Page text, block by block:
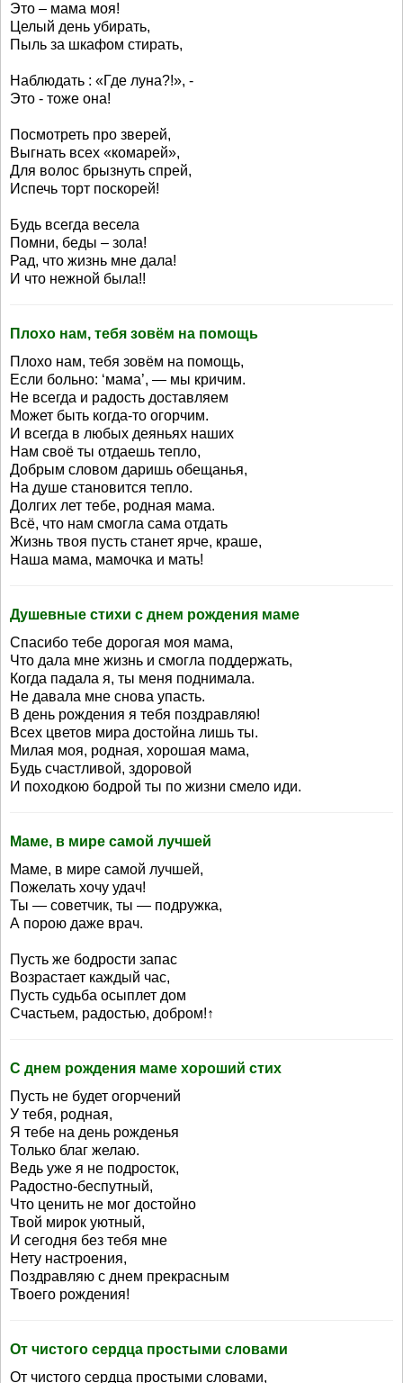
Это – мама моя!
Целый день убирать,
Пыль за шкафом стирать,
Наблюдать : «Где луна?!», -
Это - тоже она!
Посмотреть про зверей,
Выгнать всех «комарей»,
Для волос брызнуть спрей,
Испечь торт поскорей!
Будь всегда весела
Помни, беды – зола!
Рад, что жизнь мне дала!
И что нежной была!!
Плохо нам, тебя зовём на помощь
Плохо нам, тебя зовём на помощь,
Если больно: ‘мама’, — мы кричим.
Не всегда и радость доставляем
Может быть когда-то огорчим.
И всегда в любых деяньях наших
Нам своё ты отдаешь тепло,
Добрым словом даришь обещанья,
На душе становится тепло.
Долгих лет тебе, родная мама.
Всё, что нам смогла сама отдать
Жизнь твоя пусть станет ярче, краше,
Наша мама, мамочка и мать!
Душевные стихи с днем рождения маме
Спасибо тебе дорогая моя мама,
Что дала мне жизнь и смогла поддержать,
Когда падала я, ты меня поднимала.
Не давала мне снова упасть.
В день рождения я тебя поздравляю!
Всех цветов мира достойна лишь ты.
Милая моя, родная, хорошая мама,
Будь счастливой, здоровой
И походкою бодрой ты по жизни смело иди.
Маме, в мире самой лучшей
Маме, в мире самой лучшей,
Пожелать хочу удач!
Ты — советчик, ты — подружка,
А порою даже врач.
Пусть же бодрости запас
Возрастает каждый час,
Пусть судьба осыплет дом
Счастьем, радостью, добром!↑
С днем рождения маме хороший стих
Пусть не будет огорчений
У тебя, родная,
Я тебе на день рожденья
Только благ желаю.
Ведь уже я не подросток,
Радостно-беспутный,
Что ценить не мог достойно
Твой мирок уютный,
И сегодня без тебя мне
Нету настроения,
Поздравляю с днем прекрасным
Твоего рождения!
От чистого сердца простыми словами
От чистого сердца простыми словами,